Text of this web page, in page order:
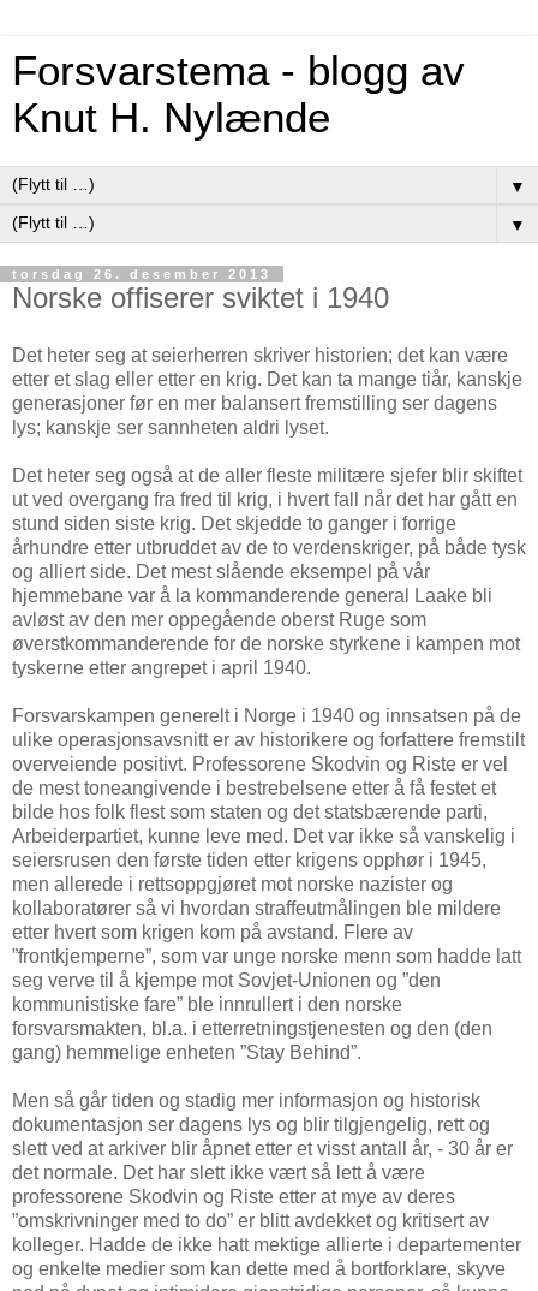
Forsvarstema - blogg av
Knut H. Nylænde
▼
▼
torsdag 26. desember 2013
Norske offiserer sviktet i 1940
Det heter seg at seierherren skriver historien; det kan være
etter et slag eller etter en krig. Det kan ta mange tiår, kanskje
generasjoner før en mer balansert fremstilling ser dagens
lys; kanskje ser sannheten aldri lyset.
Det heter seg også at de aller fleste militære sjefer blir skiftet
ut ved overgang fra fred til krig, i hvert fall når det har gått en
stund siden siste krig. Det skjedde to ganger i forrige
århundre etter utbruddet av de to verdenskriger, på både tysk
og alliert side. Det mest slående eksempel på vår
hjemmebane var å la kommanderende general Laake bli
avløst av den mer oppegående oberst Ruge som
øverstkommanderende for de norske styrkene i kampen mot
tyskerne etter angrepet i april 1940.
Forsvarskampen generelt i Norge i 1940 og innsatsen på de
ulike operasjonsavsnitt er av historikere og forfattere fremstilt
overveiende positivt. Professorene Skodvin og Riste er vel
de mest toneangivende i bestrebelsene etter å få festet et
bilde hos folk flest som staten og det statsbærende parti,
Arbeiderpartiet, kunne leve med. Det var ikke så vanskelig i
seiersrusen den første tiden etter krigens opphør i 1945,
men allerede i rettsoppgjøret mot norske nazister og
kollaboratører så vi hvordan straffeutmålingen ble mildere
etter hvert som krigen kom på avstand. Flere av
”frontkjemperne”, som var unge norske menn som hadde latt
seg verve til å kjempe mot Sovjet-Unionen og ”den
kommunistiske fare” ble innrullert i den norske
forsvarsmakten, bl.a. i etterretningstjenesten og den (den
gang) hemmelige enheten ”Stay Behind”.
Men så går tiden og stadig mer informasjon og historisk
dokumentasjon ser dagens lys og blir tilgjengelig, rett og
slett ved at arkiver blir åpnet etter et visst antall år, - 30 år er
det normale. Det har slett ikke vært så lett å være
professorene Skodvin og Riste etter at mye av deres
”omskrivninger med to do” er blitt avdekket og kritisert av
kolleger. Hadde de ikke hatt mektige allierte i departementer
og enkelte medier som kan dette med å bortforklare, skyve